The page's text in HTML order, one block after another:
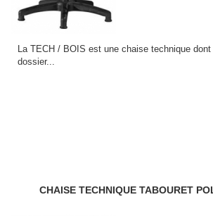
La TECH / BOIS est une chaise technique
dossier...
CHAISE TECHNIQUE TABOURET